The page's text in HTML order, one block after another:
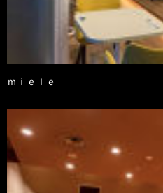
ｍｉｅｌｅ